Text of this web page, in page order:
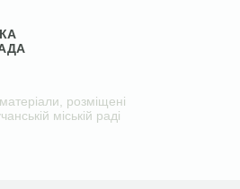
розміщені
міській раді